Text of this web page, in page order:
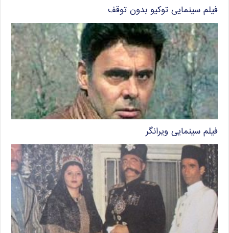
فیلم سینمایی توکیو بدون توقف
فیلم سینمایی ویرانگر